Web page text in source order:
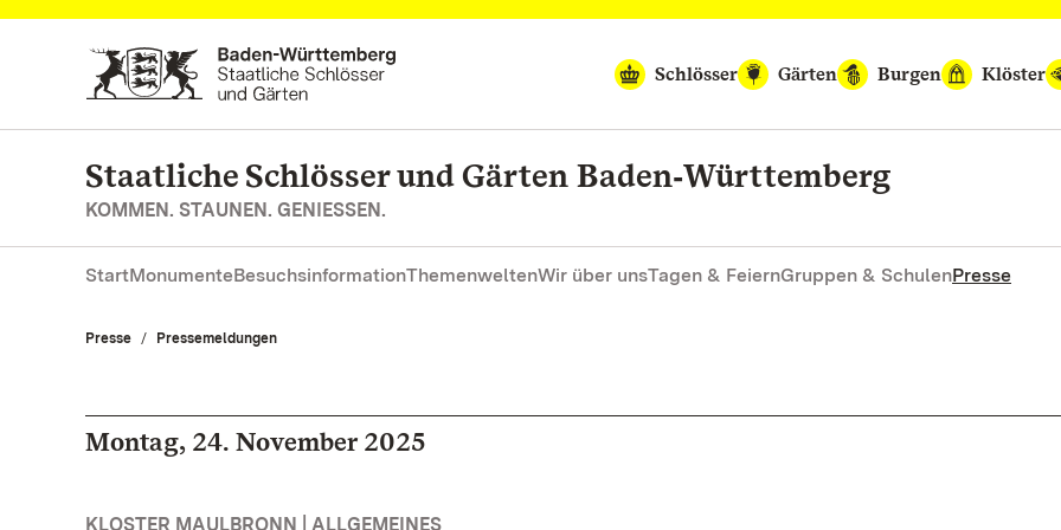
Zum Hauptinhalt springen
Schlösser
Gärten Burgen Klöster
Staatliche Schlösser und Gärten Baden‑Württemberg
KOMMEN. STAUNEN. GENIESSEN.
StartMonumenteBesuchsinformationThemenweltenWir über unsTagen & FeiernGruppen & SchulenPresse
Presse Pressemeldungen
Montag, 24. November 2025
KLOSTER MAULBRONN | ALLGEMEINES